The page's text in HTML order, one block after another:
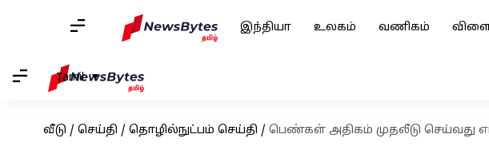
இந்தியா உலகம் வணிகம்
Tamil
வீடு / செய்தி / தொழில்நுட்பம் செய்தி / பெண்கள் அதிகம் முதலீடு செய்வது